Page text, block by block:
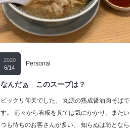
2020
6/14
Personal
なんだぁ このスープは？
ビックリ仰天でした。 丸源の熟成醤油肉そばで
す。 前々から看板を見ては気にかかり、またい
つも待ちのお客さんが多い。 知らぬは恥となら